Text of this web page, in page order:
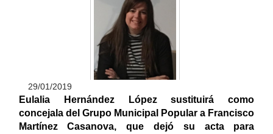
29/01/2019
Eulalia Hernández López sustituirá como
concejala del Grupo Municipal Popular a Francisco
Martínez Casanova, que dejó su acta para